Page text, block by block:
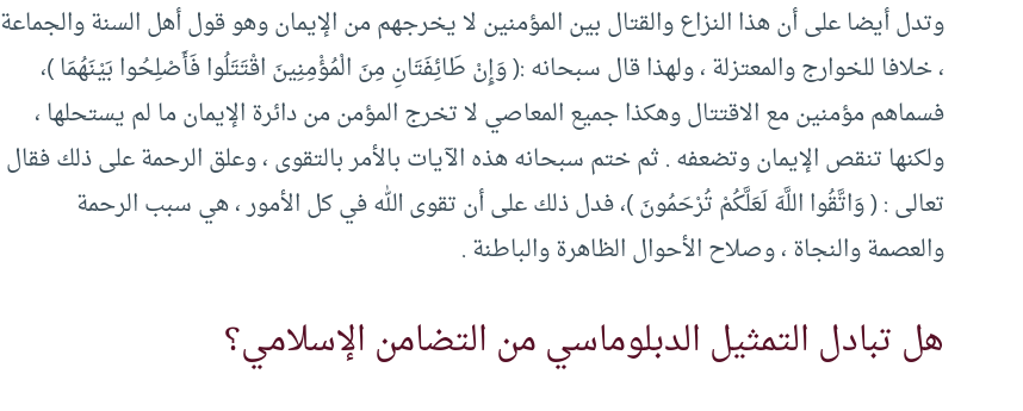
وتدل أيضا على أن هذا النزاع والقتال بين المؤمنين لا يخرجهم من الإيمان وهو قول أهل السنة والجماعة
، خلافا للخوارج والمعتزلة ، ولهذا قال سبحانه :( وَإِنْ طَائِفَتَانِ مِنَ الْمُؤْمِنِينَ اقْتَتَلُوا فَأَصْلِحُوا بَيْنَهُمَا )،
فسماهم مؤمنين مع الاقتتال وهكذا جميع المعاصي لا تخرج المؤمن من دائرة الإيمان ما لم يستحلها ،
ولكنها تنقص الإيمان وتضعفه . ثم ختم سبحانه هذه الآيات بالأمر بالتقوى ، وعلق الرحمة على ذلك فقال
تعالى : ( وَاتَّقُوا اللَّهَ لَعَلَّكُمْ تُرْحَمُونَ )، فدل ذلك على أن تقوى الله في كل الأمور ، هي سبب الرحمة
والعصمة والنجاة ، وصلاح الأحوال الظاهرة والباطنة .
هل تبادل التمثيل الدبلوماسي من التضامن الإسلامي؟